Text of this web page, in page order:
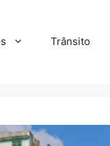
Trânsito